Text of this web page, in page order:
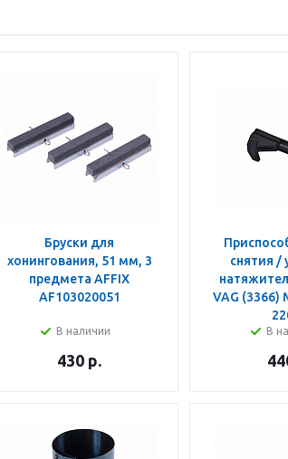
Бруски для
хонингования, 51 мм, 3
предмета AFFIX
AF103020051
В наличии
430 р.
снятия /
VAG
В